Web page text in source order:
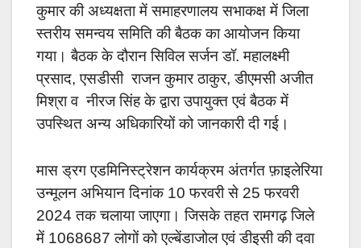
कुमार की अध्यक्षता में समाहरणालय सभाकक्ष में जिला
स्तरीय समन्वय समिति की बैठक का आयोजन किया
गया। बैठक के दौरान सिविल सर्जन डॉ. महालक्ष्मी
प्रसाद, एसडीसी राजन कुमार ठाकुर, डीएमसी अजीत
मिश्रा व नीरज सिंह के द्वारा उपायुक्त एवं बैठक में
उपस्थित अन्य अधिकारियों को जानकारी दी गई।
मास ड्रग एडमिनिस्ट्रेशन कार्यक्रम अंतर्गत फ़ाइलेरिया
उन्मूलन अभियान दिनांक 10 फरवरी से 25 फरवरी
2024 तक चलाया जाएगा। जिसके तहत रामगढ़ जिले
में 1068687 लोगों को एल्बेंडाजोल एवं डीइसी की दवा